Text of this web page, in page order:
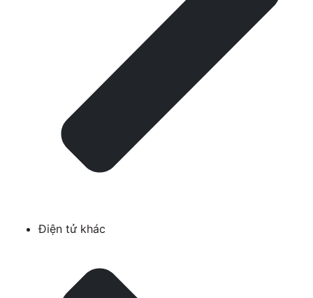
Điện tử khác